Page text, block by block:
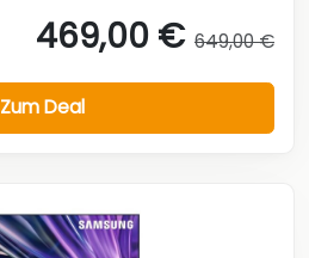
469,00 € 649,00 €
Zum Deal